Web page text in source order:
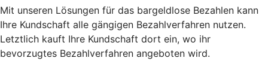
Mit unseren Lösungen für das bargeldlose Bezahlen kann
Ihre Kundschaft alle gängigen Bezahlverfahren nutzen.
Letztlich kauft Ihre Kundschaft dort ein, wo ihr
bevorzugtes Bezahlverfahren angeboten wird.